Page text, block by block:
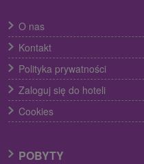
O nas
Kontakt
Polityka prywatności
Zaloguj się do hoteli
Cookies
POBYTY